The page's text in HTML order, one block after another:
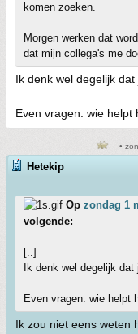
komen zoeken.
Morgen werken dat
dat mijn collega's me
Ik denk wel degelijk
Even vragen: wie helpt
•
Hetekip
Op zondag 1
volgende:
[..]
Ik denk wel degelijk
Even vragen: wie helpt
Ik zou niet eens weten